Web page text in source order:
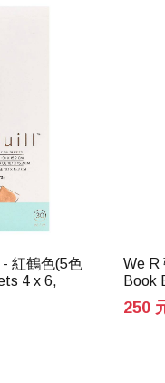
紅鶴色(5色
4 x 6,
We R
Book
250